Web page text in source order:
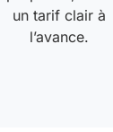
un tarif clair à
l’avance.